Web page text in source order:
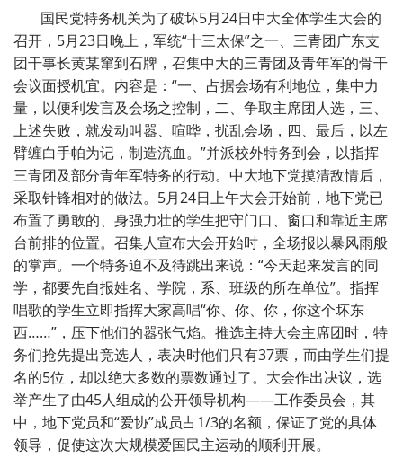
国民党特务机关为了破坏5月24日中大全体学生大会的
召开，5月23日晚上，军统“十三太保”之一、三青团广东支
团干事长黄某窜到石牌，召集中大的三青团及青年军的骨干
会议面授机宜。内容是：“一、占据会场有利地位，集中力
量，以便利发言及会场之控制，二、争取主席团人选，三、
上述失败，就发动叫嚣、喧哗，扰乱会场，四、最后，以左
臂缠白手帕为记，制造流血。”并派校外特务到会，以指挥
三青团及部分青年军特务的行动。中大地下党摸清敌情后，
采取针锋相对的做法。5月24日上午大会开始前，地下党已
布置了勇敢的、身强力壮的学生把守门口、窗口和靠近主席
台前排的位置。召集人宣布大会开始时，全场报以暴风雨般
的掌声。一个特务迫不及待跳出来说：“今天起来发言的同
学，都要先自报姓名、学院，系、班级的所在单位”。指挥
唱歌的学生立即指挥大家高唱“你、你、你，你这个坏东
西……”，压下他们的嚣张气焰。推选主持大会主席团时，特
务们抢先提出竞选人，表决时他们只有37票，而由学生们提
名的5位，却以绝大多数的票数通过了。大会作出决议，选
举产生了由45人组成的公开领导机构——工作委员会，其
中，地下党员和“爱协”成员占1/3的名额，保证了党的具体
领导，促使这次大规模爱国民主运动的顺利开展。